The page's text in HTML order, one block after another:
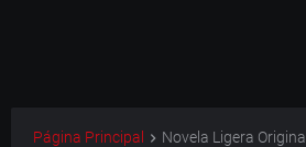
Página Principal Novela Ligera Original